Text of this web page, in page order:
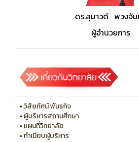
ดร.สุมาวดี พวงจัน
ผู้อำนวยการ
•วิสัยทัศน์ พันธกิจ
• ผู้บริหารสถานศึกษา
• แผนที่วิทยาลัย
• ทําเนียบผู้บริหาร